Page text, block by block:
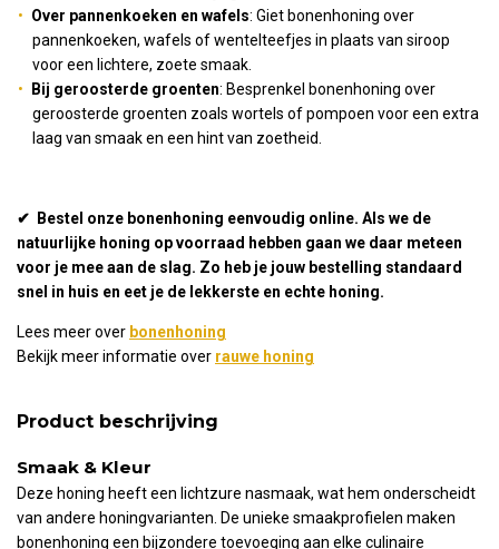
Over pannenkoeken en wafels: Giet bonenhoning over
pannenkoeken, wafels of wentelteefjes in plaats van siroop
voor een lichtere, zoete smaak.
Bij geroosterde groenten: Besprenkel bonenhoning over
geroosterde groenten zoals wortels of pompoen voor een extra
laag van smaak en een hint van zoetheid.
✔ Bestel onze bonenhoning eenvoudig online. Als we de
natuurlijke honing op voorraad hebben gaan we daar meteen
voor je mee aan de slag. Zo heb je jouw bestelling standaard
snel in huis en eet je de lekkerste en echte honing.
Lees meer over bonenhoning
Bekijk meer informatie over rauwe honing
Product beschrijving
Smaak & Kleur
Deze honing heeft een lichtzure nasmaak, wat hem onderscheidt
van andere honingvarianten. De unieke smaakprofielen maken
bonenhoning een bijzondere toevoeging aan elke culinaire